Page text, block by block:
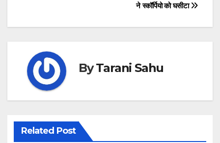
ने स्कॉर्पियो को घसीटा
ByTarani Sahu
Related Post